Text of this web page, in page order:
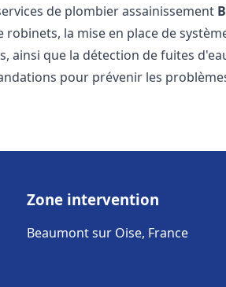
de plombier assainissement
robinets, la mise en place de
ainsi que la détection de fuites
pour prévenir les
Zone intervention
Beaumont sur Oise, France